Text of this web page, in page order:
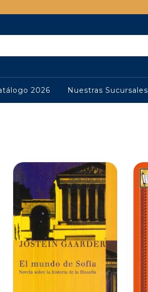
2026 Nuestras Sucursales